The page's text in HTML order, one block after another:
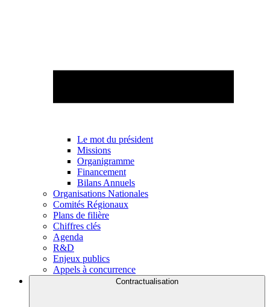
Le mot du président
Missions
Organigramme
Financement
Bilans Annuels
Organisations Nationales
Comités Régionaux
Plans de filière
Chiffres clés
Agenda
R&D
Enjeux publics
Appels à concurrence
Contractualisation